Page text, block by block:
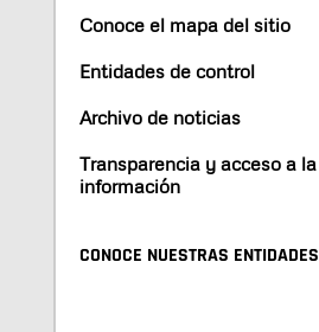
Conoce el mapa del sitio
Entidades de control
Archivo de noticias
Transparencia y acceso a la
información
CONOCE NUESTRAS ENTIDADES